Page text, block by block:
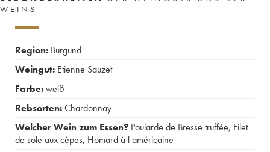
WEINS
Region: Burgund
Weingut: Etienne Sauzet
Farbe:weiß
Rebsorten:Chardonnay
Welcher Wein zum Essen? Poularde de Bresse truffée, Filet
de sole aux cèpes, Homard à l américaine